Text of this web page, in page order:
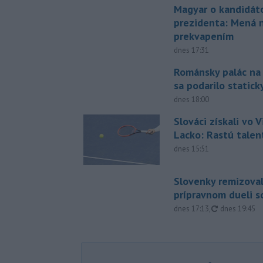
Magyar o
prezidenta: Mená
prekvapením
dnes 17:31
Románsky palác
sa podarilo
dnes 18:00
Slováci získali vo
Lacko: Rastú
dnes 15:51
Slovenky
prípravnom dueli
dnes 17:13, aktualizované
dnes 19:45